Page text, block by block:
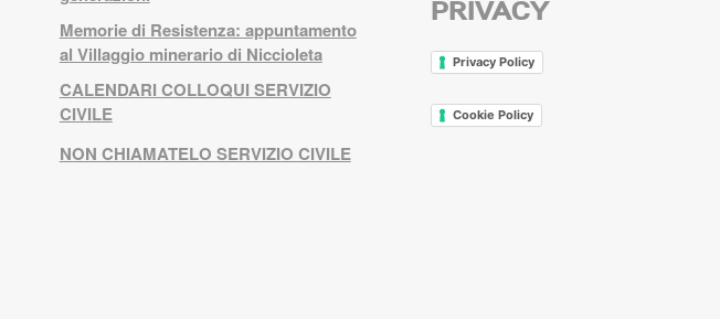
Memorie di Resistenza: appuntamento
al Villaggio minerario di Niccioleta
CALENDARI COLLOQUI SERVIZIO
CIVILE
NON CHIAMATELO SERVIZIO CIVILE
PRIVACY
Privacy Policy
Cookie Policy